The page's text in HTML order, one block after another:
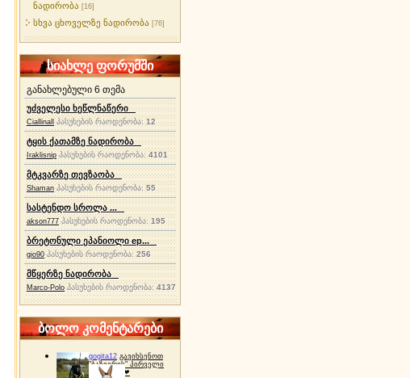
ნადირობა [16]
სხვა ცხოველზე ნადირობა [76]
სიახლე ფორუმში
განახლებული 6 თემა
უძველესი ხეწლნაწერი
Ciallinall პასუხების რაოდენობა:12
ტყის ქათამზე ნადირობა
Iraklisnip პასუხების რაოდენობა: 4101
მტკვარზე თევზაობა
Shaman პასუხების რაოდენობა:55
სასტენდო სროლა ...
akson777 პასუხების რაოდენობა:195
ბრეტონული ეპანიოლი ep...
gio90 პასუხების რაოდენობა:256
მწყერზე ნადირობა
Marco-Polo პასუხების რაოდენობა:4137
ბოლო კომენტარები
gogita12 გავიხსენოთ
"ბაზიერის" პირველი
ტურნირი ❤